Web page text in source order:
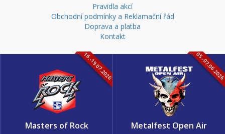
Pravidla akcí
Obchodní podmínky a Reklamační řád
Doprava a platba
Kontakt
16.-19.07.2026
Masters of Rock
05.-
Metalfest Open Air